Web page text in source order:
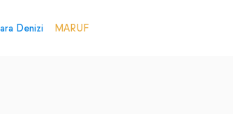
Denizi MARUF